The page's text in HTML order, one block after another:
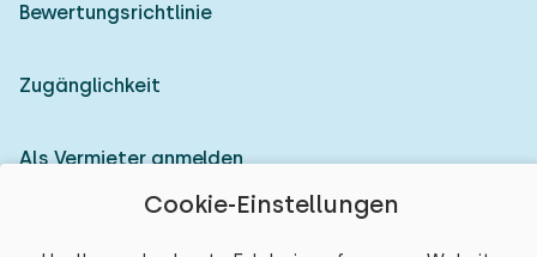
Cookie-Einstellungen
Bewertungsrichtlinie
Zugänglichkeit
Als Vermieter anmelden